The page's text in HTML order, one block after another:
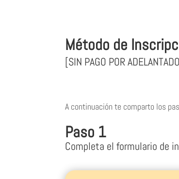
Método de
[SIN PAGO POR
A continuación te comparto los
Paso 1
Completa el formulario de